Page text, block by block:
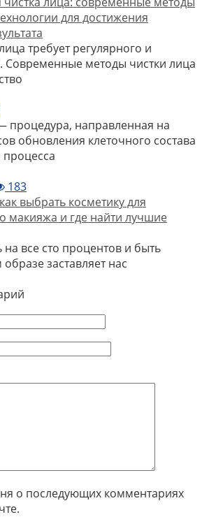
для достижения
требует регулярного и
Современные методы чистки лица
направленная на
обновления клеточного состава
183
выбрать косметику для
макияжа и где найти лучшие
все сто процентов и быть
заставляет нас
о последующих комментариях